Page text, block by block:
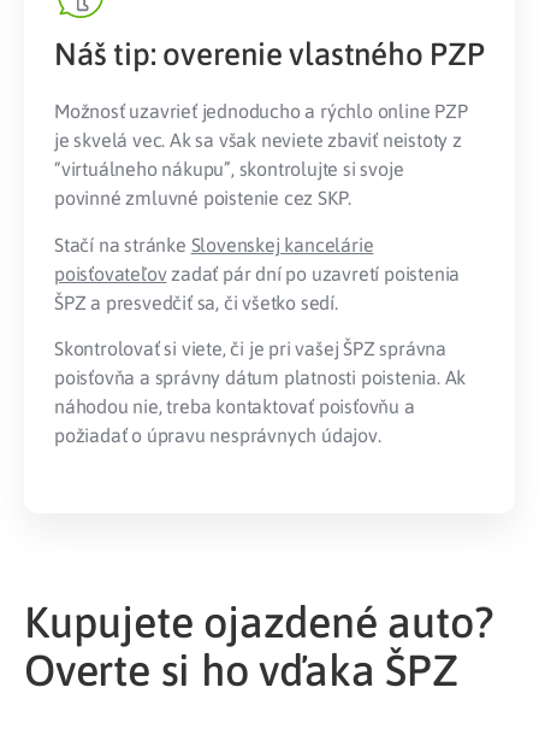
Náš tip: overenie vlastného PZP
Možnosť uzavrieť jednoducho a rýchlo online PZP
je skvelá vec. Ak sa však neviete zbaviť neistoty z
“virtuálneho nákupu”, skontrolujte si svoje
povinné zmluvné poistenie cez SKP.
Stačí na stránke Slovenskej kancelárie
poisťovateľovzadať pár dní po uzavretí poistenia
ŠPZ a presvedčiť sa, či všetko sedí.
Skontrolovať si viete, či je pri vašej ŠPZ správna
poisťovňa a správny dátum platnosti poistenia. Ak
náhodou nie, treba kontaktovať poisťovňu a
požiadať o úpravu nesprávnych údajov.
Kupujete ojazdené auto?
Overte si ho vďaka ŠPZ